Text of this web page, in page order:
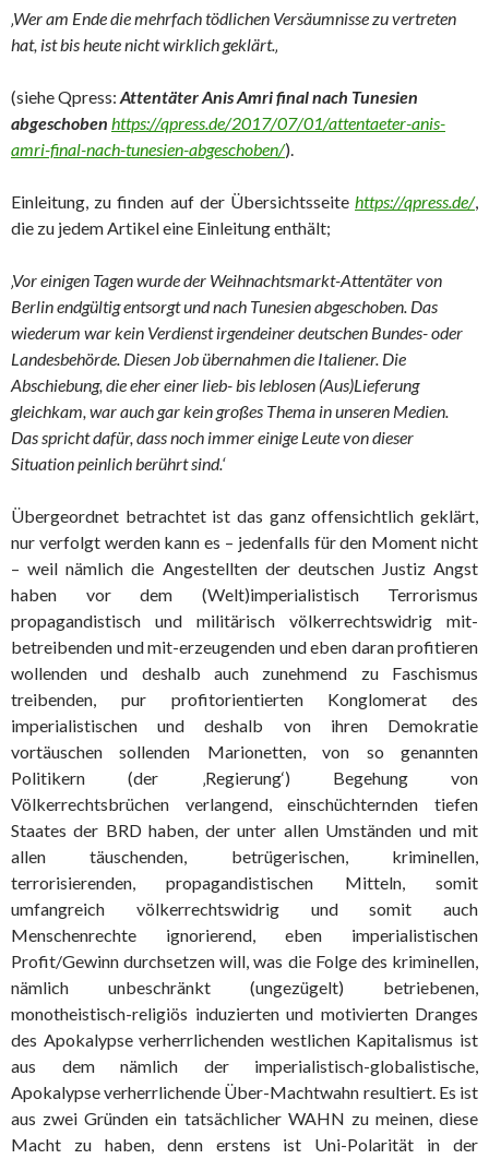
‚Wer am Ende die mehrfach tödlichen Versäumnisse zu vertreten
hat, ist bis heute nicht wirklich geklärt.‚
(siehe Qpress: Attentäter Anis Amri final nach Tunesien
abgeschoben https://qpress.de/2017/07/01/attentaeter-anis-
amri-final-nach-tunesien-abgeschoben/).
Einleitung, zu finden auf der Übersichtsseite https://qpress.de/,
die zu jedem Artikel eine Einleitung enthält;
‚Vor einigen Tagen wurde der Weihnachtsmarkt-Attentäter von
Berlin endgültig entsorgt und nach Tunesien abgeschoben. Das
wiederum war kein Verdienst irgendeiner deutschen Bundes- oder
Landesbehörde. Diesen Job übernahmen die Italiener. Die
Abschiebung, die eher einer lieb- bis leblosen (Aus)Lieferung
gleichkam, war auch gar kein großes Thema in unseren Medien.
Das spricht dafür, dass noch immer einige Leute von dieser
Situation peinlich berührt sind.‘
Übergeordnet betrachtet ist das ganz offensichtlich geklärt,
nur verfolgt werden kann es – jedenfalls für den Moment nicht
– weil nämlich die Angestellten der deutschen Justiz Angst
haben vor dem (Welt)imperialistisch Terrorismus
propagandistisch und militärisch völkerrechtswidrig mit-
betreibenden und mit-erzeugenden und eben daran profitieren
wollenden und deshalb auch zunehmend zu Faschismus
treibenden, pur profitorientierten Konglomerat des
imperialistischen und deshalb von ihren Demokratie
vortäuschen sollenden Marionetten, von so genannten
Politikern (der ‚Regierung‘) Begehung von
Völkerrechtsbrüchen verlangend, einschüchternden tiefen
Staates der BRD haben, der unter allen Umständen und mit
allen täuschenden, betrügerischen, kriminellen,
terrorisierenden, propagandistischen Mitteln, somit
umfangreich völkerrechtswidrig und somit auch
Menschenrechte ignorierend, eben imperialistischen
Profit/Gewinn durchsetzen will, was die Folge des kriminellen,
nämlich unbeschränkt (ungezügelt) betriebenen,
monotheistisch-religiös induzierten und motivierten Dranges
des Apokalypse verherrlichenden westlichen Kapitalismus ist
aus dem nämlich der imperialistisch-globalistische,
Apokalypse verherrlichende Über-Machtwahn resultiert. Es ist
aus zwei Gründen ein tatsächlicher WAHN zu meinen, diese
Macht zu haben, denn erstens ist Uni-Polarität in der